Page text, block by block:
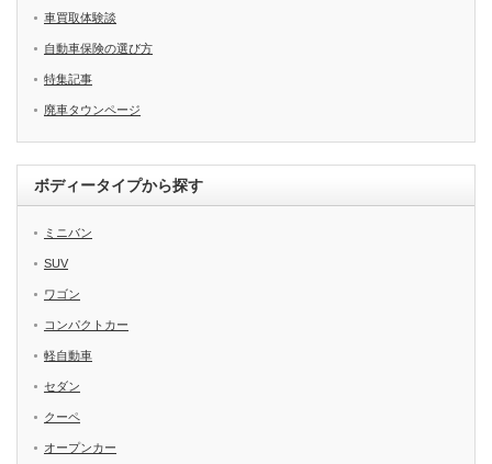
車買取体験談
自動車保険の選び方
特集記事
廃車タウンページ
ボディータイプから探す
ミニバン
SUV
ワゴン
コンパクトカー
軽自動車
セダン
クーペ
オープンカー